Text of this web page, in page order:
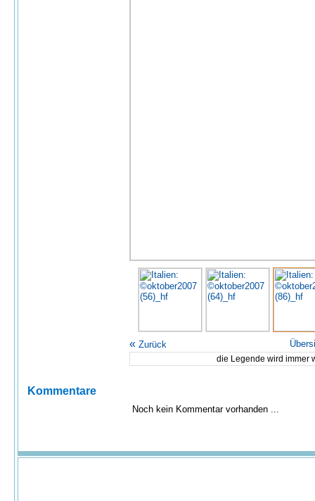
« Zurück
die Legende wird immer
Kommentare
Noch kein Kommentar vorhanden ...